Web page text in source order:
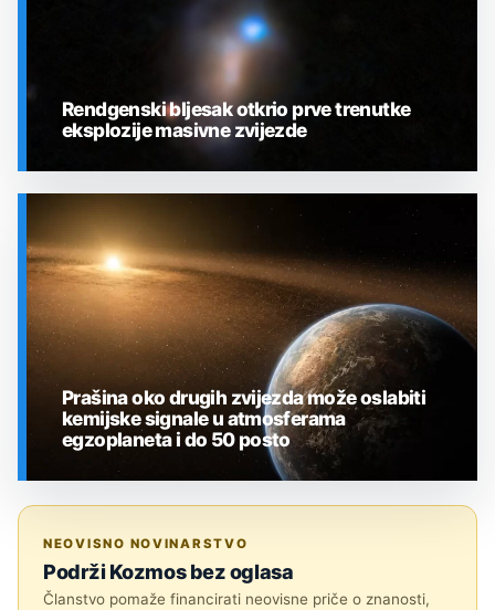
SVEMIR
Rendgenski bljesak otkrio prve trenutke
eksplozije masivne zvijezde
Prašina oko drugih zvijezda može oslabiti
kemijske signale u atmosferama
egzoplaneta i do 50 posto
NEOVISNO NOVINARSTVO
Podrži Kozmos bez oglasa
Članstvo pomaže financirati neovisne priče o znanosti,